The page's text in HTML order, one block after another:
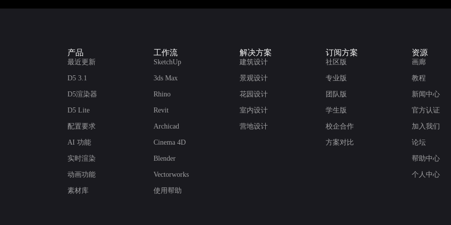
产品
最近更新
D5 3.1
D5渲染器
D5 Lite
配置要求
AI 功能
实时渲染
动画功能
素材库
工作流
SketchUp
3ds Max
Rhino
Revit
Archicad
Cinema 4D
Blender
Vectorworks
使用帮助
解决方案
建筑设计
景观设计
花园设计
室内设计
营地设计
订阅方案
社区版
专业版
团队版
学生版
校企合作
方案对比
资源
画廊
教程
新闻中心
官方认证
加入我们
论坛
帮助中心
个人中心